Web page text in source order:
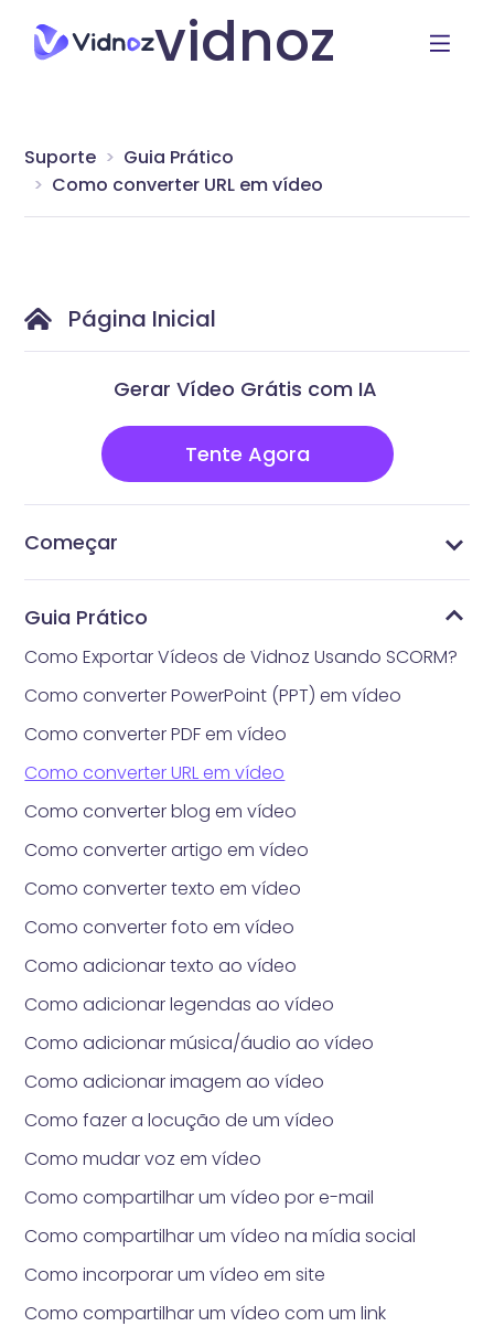
vidnoz
Suporte
Guia Prático
Como converter URL em vídeo
Página Inicial
Gerar Vídeo Grátis com IA
Tente Agora
Começar
Guia Prático
Como Exportar Vídeos de Vidnoz Usando SCORM?
Como converter PowerPoint (PPT) em vídeo
Como converter PDF em vídeo
Como converter URL em vídeo
Como converter blog em vídeo
Como converter artigo em vídeo
Como converter texto em vídeo
Como converter foto em vídeo
Como adicionar texto ao vídeo
Como adicionar legendas ao vídeo
Como adicionar música/áudio ao vídeo
Como adicionar imagem ao vídeo
Como fazer a locução de um vídeo
Como mudar voz em vídeo
Como compartilhar um vídeo por e-mail
Como compartilhar um vídeo na mídia social
Como incorporar um vídeo em site
Como compartilhar um vídeo com um link